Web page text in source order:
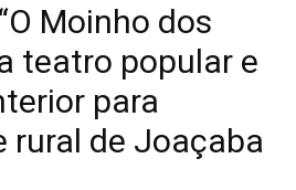
Moinho dos
teatro popular e
para
rural de Joaçaba